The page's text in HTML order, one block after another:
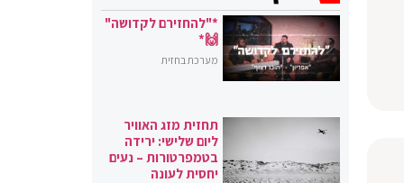
*"להחזירם לקדושה"
🙌*
מערכת בחזית
תחזית מזג האוויר
ליום שלישי: ירידה
בטמפרטורות – נעים
יחסית לעונה